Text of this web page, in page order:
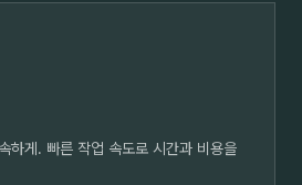
하게. 빠른 작업 속도로 시간과 비용을